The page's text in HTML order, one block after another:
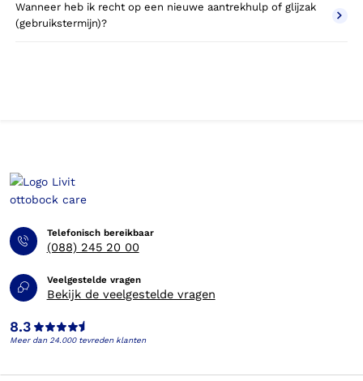
Wanneer heb ik recht op een nieuwe aantrekhulp of glijzak
(gebruikstermijn)?
Telefonisch bereikbaar
(088) 245 20 00
Veelgestelde vragen
Bekijk de veelgestelde vragen
8.3
Meer dan 24.000 tevreden klanten